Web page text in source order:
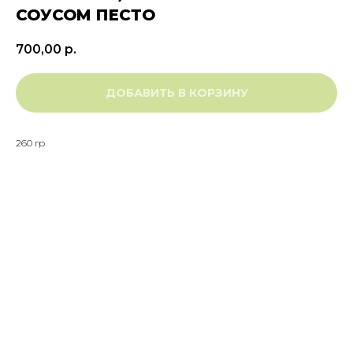
СОУСОМ ПЕСТО
700,00 р.
ДОБАВИТЬ В КОРЗИНУ
260 гр